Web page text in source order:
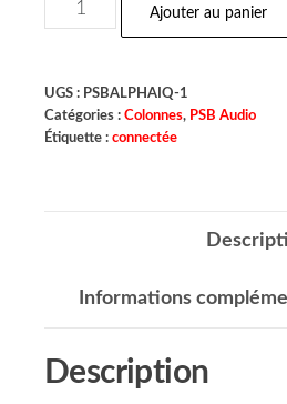
Ajouter au panier
UGS : PSBALPHAIQ-1
Catégories : Colonnes, PSB Audio
Étiquette : connectée
Informations
Description